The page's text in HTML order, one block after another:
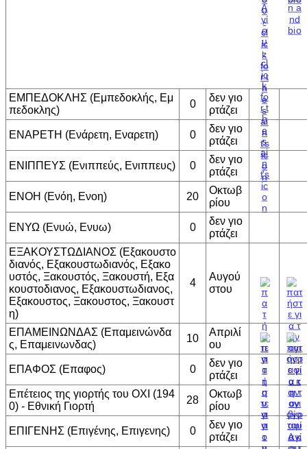
ΕΜΠΕΔΟΚΛΗΣ (Εμπεδοκλής, Εμ
πεδοκλης)
0
δεν γιο
ρτάζει
ΕΝΑΡΕΤΗ (Ενάρετη, Εναρετη) 0
δεν γιο
ρτάζει
ΕΝΙΠΠΕΥΣ (Ενιππεύς, Ενιππευς) 0
δεν γιο
ρτάζει
ΕΝΟΗ (Ενόη, Ενοη) 20
Οκτωβ
ρίου
ΕΝΥΩ (Ενυώ, Ενυω) 0
δεν γιο
ρτάζει
ΕΞΑΚΟΥΣΤΩΔΙΑΝΟΣ (Εξακουστο
διανός, Εξακουστωδιανός, Εξακο
υστός, Ξακουστός, Ξακουστή, Εξα
κουστοδιανος, Εξακουστωδιανος,
Εξακουστος, Ξακουστος, Ξακουστ
η)
4
Αυγού
στου
ΕΠΑΜΕΙΝΩΝΔΑΣ (Επαμεινώνδα
ς, Επαμεινωνδας)
10
Απριλί
ου
ΕΠΑΦΟΣ (Επαφος) 0
δεν γιο
ρτάζει
Επέτειος της γιορτής του ΟΧΙ (194
0) - Εθνική Γιορτή
28
Οκτωβ
ρίου
ΕΠΙΓΕΝΗΣ (Επιγένης, Επιγενης) 0
δεν γιο
ρτάζει